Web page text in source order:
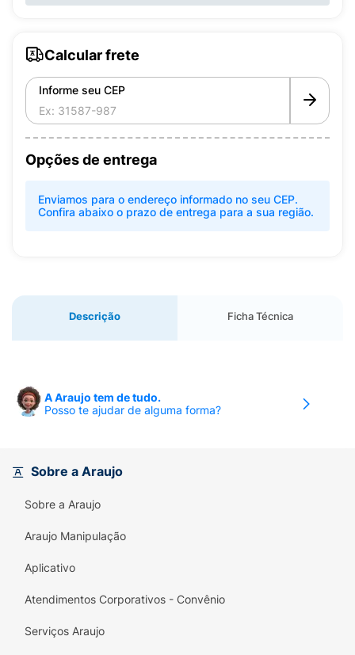
Calcular frete
Informe seu CEP
Opções de entrega
Enviamos para o endereço informado no seu CEP.
Confira abaixo o prazo de entrega para a sua região.
Descrição Ficha Técnica
A Araujo tem de tudo.
Posso te ajudar de alguma forma?
Sobre a Araujo
Sobre a Araujo
Araujo Manipulação
Aplicativo
Atendimentos Corporativos - Convênio
Serviços Araujo